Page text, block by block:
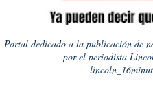
Portal dedicado a la publicación de
por el periodista